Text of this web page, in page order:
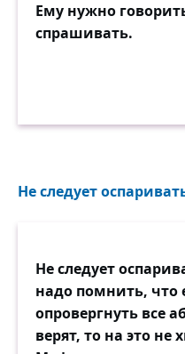
Ему нужно
спрашивать.
Не следует
Не следует
надо помнить, что
опровергнуть все
верят, то на это не